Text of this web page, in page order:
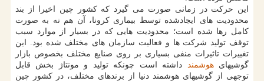
این حركت در زمانی صورت می گیرد كه كشور چین اخیرا از بند
محدودیت های ایجادشده توسط بیماری كرونا، آن هم نه به صورت
كامل رها شده است؛ محدودیت هایی كه در بسیار از موارد سبب
توقف تولید شركت ها و فعالیت سازمان های مختلف شده بود. این
تغییرات تاثیرات منفی بسیاری بر روی صنایع مختلف بخصوص بازار
گوشیهایهوشمند
داشته است چونكه تولید و مونتاژ بخش قابل
توجهی از گوشیهای هوشمند دنیا از برندهای مختلف، در كشور چین